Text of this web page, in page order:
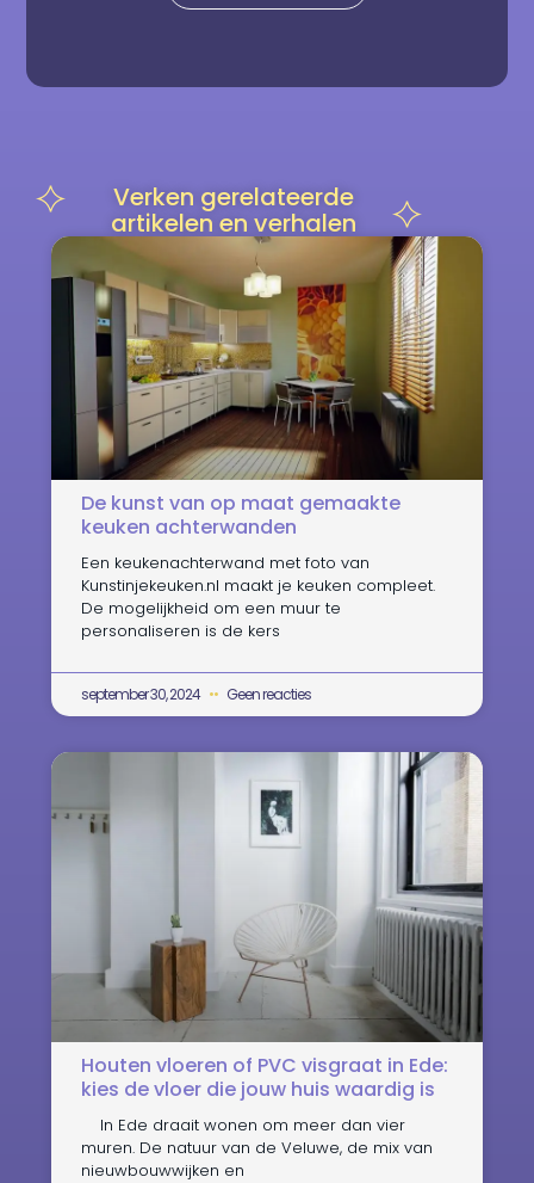
Verken gerelateerde
artikelen en verhalen
De kunst van op maat gemaakte
keuken achterwanden
Een keukenachterwand met foto van
Kunstinjekeuken.nl maakt je keuken compleet.
De mogelijkheid om een muur te
personaliseren is de kers
september 30, 2024 Geen reacties
Houten vloeren of PVC visgraat in Ede:
kies de vloer die jouw huis waardig is
In Ede draait wonen om meer dan vier
muren. De natuur van de Veluwe, de mix van
nieuwbouwwijken en